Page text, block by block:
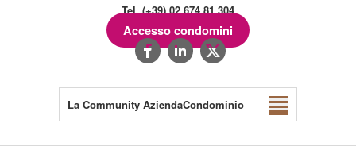
Tel. (+39) 02.674.81.304
Accesso condomini
La Community AziendaCondominio